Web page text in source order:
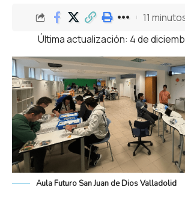
Última actualización: 4 de
11
Aula Futuro San Juan de Dios Valladolid